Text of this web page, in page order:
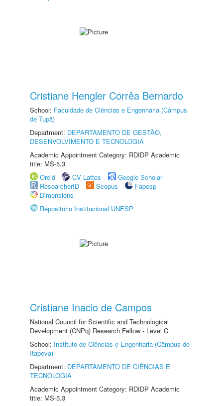
Cristiane Hengler Corrêa Bernardo
School: Faculdade de Ciências e Engenharia (Câmpus
de Tupã)
Department: DEPARTAMENTO DE GESTÃO,
DESENVOLVIMENTO E TECNOLOGIA
Academic Appointment Category: RDIDP Academic
title: MS-5.3
Orcid
CV Lattes
Google Scholar
ResearcherID
Scopus
Fapesp
Dimensions
Repositório Institucional UNESP
Cristiane Inacio de Campos
National Council for Scientific and Technological
Development (CNPq) Research Fellow - Level C
School: Instituto de Ciências e Engenharia (Câmpus de
Itapeva)
Department: DEPARTAMENTO DE CIÊNCIAS E
TECNOLOGIA
Academic Appointment Category: RDIDP Academic
title: MS-5.3